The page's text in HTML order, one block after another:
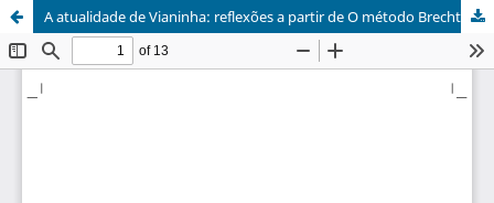
A atualidade de Vianinha: reflexões a partir de O método Brecht, de Fredric Jameson